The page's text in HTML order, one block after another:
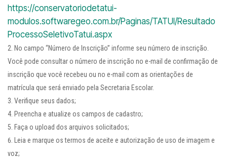
https://conservatoriodetatui-
modulos.softwaregeo.com.br/Paginas/TATUI/Resultado
ProcessoSeletivoTatui.aspx
No campo “Número de Inscrição” informe seu número de inscrição.
Você pode consultar o número de inscrição no e-mail de confirmação de
inscrição que você recebeu ou no e-mail com as orientações de
matrícula que será enviado pela Secretaria Escolar.
Verifique seus dados;
Preencha e atualize os campos de cadastro;
Faça o upload dos arquivos solicitados;
Leia e marque os termos de aceite e autorização de uso de imagem e
voz;